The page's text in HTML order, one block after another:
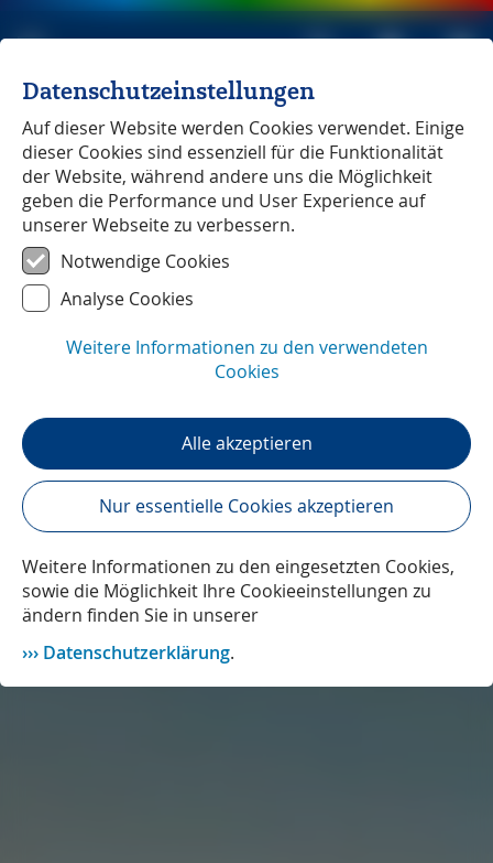
Michael Müller Verlag unabhängig seit 1979
Kanada - der Westen
Datenschutzeinstellungen
Auf dieser Website werden Cookies verwendet. Einige
dieser Cookies sind essenziell für die Funktionalität
der Website, während andere uns die Möglichkeit
geben die Performance und User Experience auf
unserer Webseite zu verbessern.
Notwendige Cookies
Analyse Cookies
Weitere Informationen zu den verwendeten
Cookies
Alle akzeptieren
Nur essentielle Cookies akzeptieren
Weitere Informationen zu den eingesetzten Cookies,
sowie die Möglichkeit Ihre Cookieeinstellungen zu
ändern finden Sie in unserer
Datenschutzerklärung.